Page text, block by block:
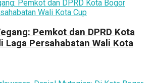
Pemkot dan DPRD Kota
Laga Persahabatan Wali Kota